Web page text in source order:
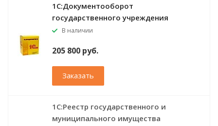
1С:Документооборот
государственного учреждения
В наличии
205 800 руб.
Заказать
1С:Реестр государственного и
муниципального имущества